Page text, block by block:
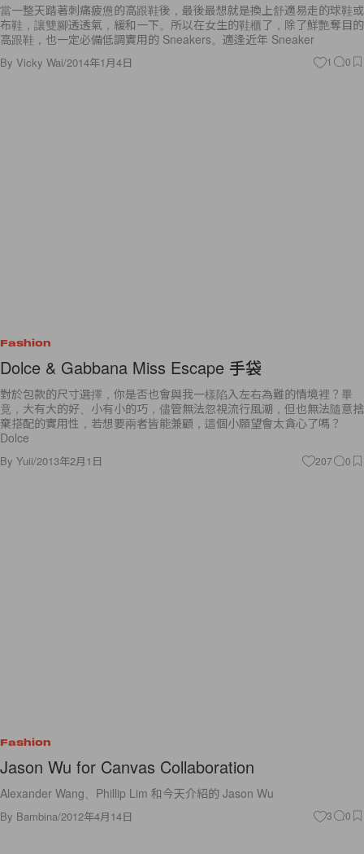
當一整天踏著刺痛疲憊的高跟鞋後，最後最想就是換上舒適易走的球鞋或
布鞋，讓雙腳透透氣，緩和一下。所以在女生的鞋櫃了，除了鮮艷奪目的
高跟鞋，也一定必備低調實用的 Sneakers。適逢近年 Sneaker
By Vicky Wai/2014年1月4日 1 0
Fashion
Dolce & Gabbana Miss Escape 手袋
對於包款的尺寸選擇，你是否也會與我一樣陷入左右為難的情境裡？畢
竟，大有大的好、小有小的巧，儘管無法忽視流行風潮，但也無法隨意捨
棄搭配的實用性，若想要兩者皆能兼顧，這個小願望會太貪心了嗎？
Dolce
By Yuii/2013年2月1日 207 0
Fashion
Jason Wu for Canvas Collaboration
Alexander Wang、Phillip Lim 和今天介紹的 Jason Wu
By Bambina/2012年4月14日 3 0